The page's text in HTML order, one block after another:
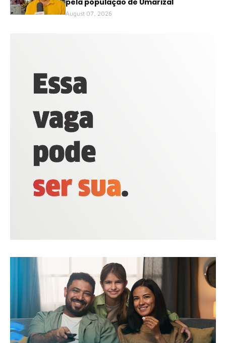
pela população de Umarizal
August 07, 2026